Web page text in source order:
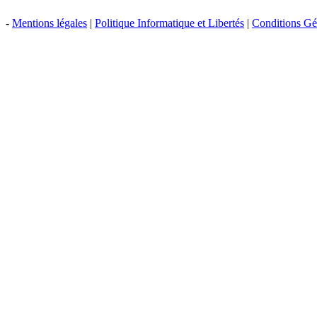
- Mentions légales | Politique Informatique et Libertés | Conditions